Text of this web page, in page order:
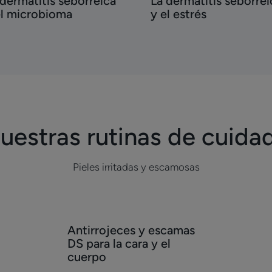
microbioma
seborreica
y el estrés
rutinas de
Pieles irritadas y escamosas
Antirrojeces
y
escamas
Antirrojeces y escamas
DS para la cara y el
cuerpo